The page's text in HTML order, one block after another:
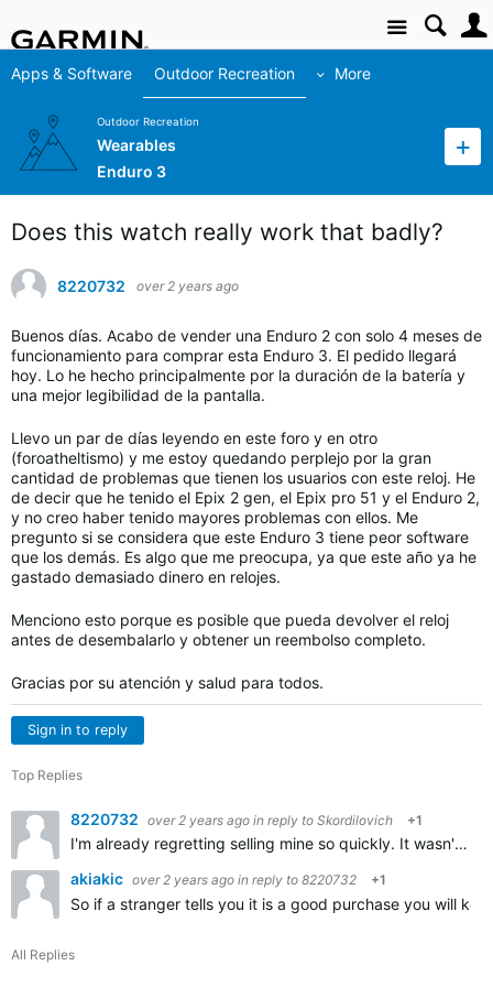
Site
Apps & Software Outdoor Recreation More
Outdoor Recreation
Wearables
Enduro 3
Does this watch really work that badly?
8220732 over 2 years ago
Buenos días. Acabo de vender una Enduro 2 con solo 4 meses de
funcionamiento para comprar esta Enduro 3. El pedido llegará
hoy. Lo he hecho principalmente por la duración de la batería y
una mejor legibilidad de la pantalla.
Llevo un par de días leyendo en este foro y en otro
(foroatheltismo) y me estoy quedando perplejo por la gran
cantidad de problemas que tienen los usuarios con este reloj. He
de decir que he tenido el Epix 2 gen, el Epix pro 51 y el Enduro 2,
y no creo haber tenido mayores problemas con ellos. Me
pregunto si se considera que este Enduro 3 tiene peor software
que los demás. Es algo que me preocupa, ya que este año ya he
gastado demasiado dinero en relojes.
Menciono esto porque es posible que pueda devolver el reloj
antes de desembalarlo y obtener un reembolso completo.
Gracias por su atención y salud para todos.
Sign in to reply
Top Replies
8220732 over 2 years ago in reply to Skordilovich +1
I'm already regretting selling mine so quickly. It wasn't smart of me. I hope this new one doesn't give me too many problems. Thank you for your observation, although you have already left me thinking…
akiakic over 2 years ago in reply to 8220732 +1
So if a stranger tells you it is a good purchase you will
All Replies